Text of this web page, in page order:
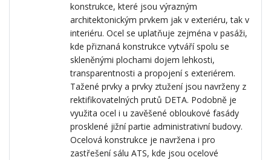
konstrukce, které jsou výrazným
architektonickým prvkem jak v exteriéru, tak v
interiéru. Ocel se uplatňuje zejména v pasáži,
kde přiznaná konstrukce vytváří spolu se
skleněnými plochami dojem lehkosti,
transparentnosti a propojení s exteriérem.
Tažené prvky a prvky ztužení jsou navrženy z
rektifikovatelných prutů DETA. Podobně je
využita ocel i u zavěšené obloukové fasády
prosklené jižní partie administrativní budovy.
Ocelová konstrukce je navržena i pro
zastřešení sálu ATS, kde jsou ocelové